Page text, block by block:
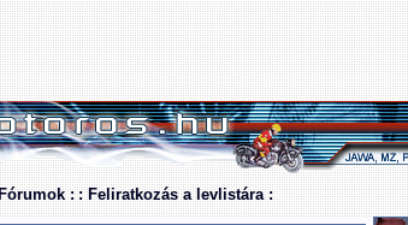
: : Feliratkozás a levlistára :